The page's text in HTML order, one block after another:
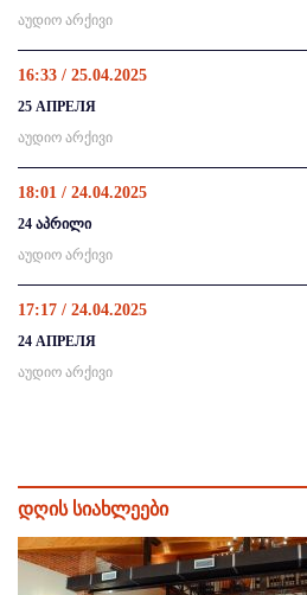
აუდიო არქივი
16:33 / 25.04.2025
25 АПРЕЛЯ
აუდიო არქივი
18:01 / 24.04.2025
24 აპრილი
აუდიო არქივი
17:17 / 24.04.2025
24 АПРЕЛЯ
აუდიო არქივი
დღის სიახლეები